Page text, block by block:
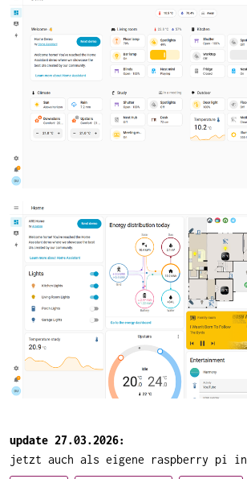
update 27.03.2026:
jetzt auch als eigene raspberry pi